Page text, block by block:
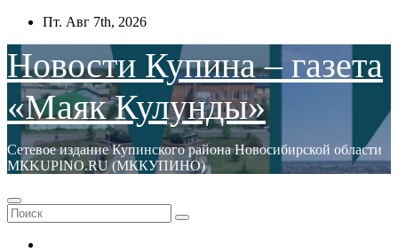
Перейти
содержимому
Пт. Авг 7th, 2026
Новости Купина – газета
«Маяк Кулунды»
Сетевое издание Купинского района Новосибирской области
МКKUPINO.RU (МККУПИНО)